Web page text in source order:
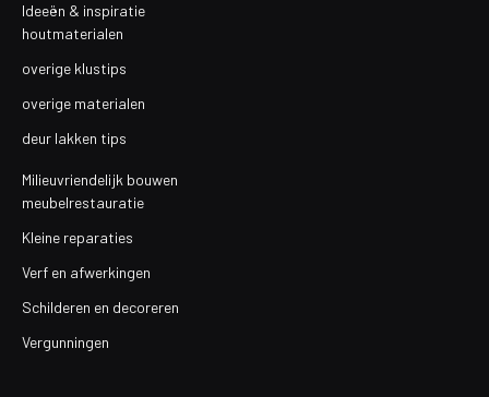
Ideeën & inspiratie
houtmaterialen
overige klustips
overige materialen
deur lakken tips
Milieuvriendelijk bouwen
meubelrestauratie
Kleine reparaties
Verf en afwerkingen
Schilderen en decoreren
Vergunningen